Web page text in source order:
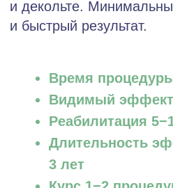
3 лет
Курс 1−2 процедуры с